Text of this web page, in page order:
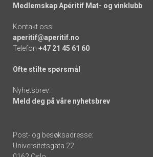
Medlemskap Apéritif Mat- og vinklubb
Kontakt oss:
aperitif@aperitif.no
Telefon +47 21 45 61 60
Ofte stilte spørsmål
Nyhetsbrev:
Meld deg på våre nyhetsbrev
Post- og besøksadresse:
Universitetsgata 22